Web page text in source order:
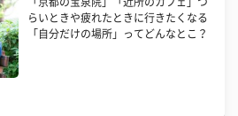
らいときや疲れたときに行きたくなる
「自分だけの場所」ってどんなとこ？